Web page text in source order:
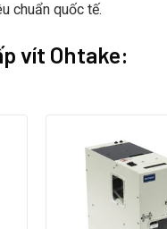
chuẩn quốc tế.
vít Ohtake: